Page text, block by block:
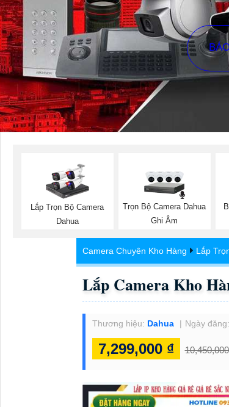
Lắp Trọn Bộ Camera
Dahua
Trọn Bộ Camera Dahua
Ghi Âm
Camera Chuyên Kho Hàng Lắp
Lắp Camera Kho
Thương hiệu: Dahua Ngày đăng:
7,299,000 ₫